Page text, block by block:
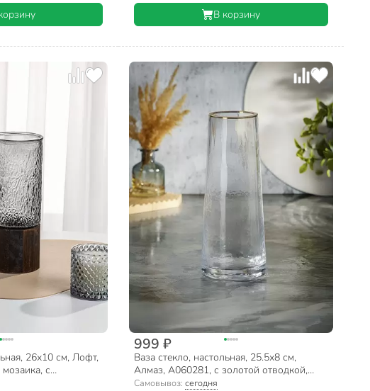
В корзину
26х10 см, Лофт,
с
999 ₽
Ваза стекло, настольная, 25.5х8 см,
Алмаз, A060281, с золотой отводкой,
бесцветная
Самовывоз:сегодня